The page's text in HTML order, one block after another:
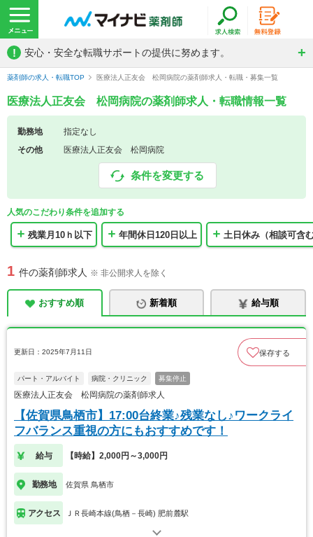
! 安心・安全な転職サポートの提供に努めます。
薬剤師の求人・転職TOP 医療法人正友会 松岡病院の薬剤師求人・転職・募集一覧
医療法人正友会 松岡病院の薬剤師求人・転職情報一覧
勤務地
指定なし
その他
医療法人正友会 松岡病院
条件を変更する
人気のこだわり条件を追加する
残業月10ｈ以下 年間休日120日以上 土日休み（相談可含
1 件の薬剤師求人 ※ 非公開求人を除く
おすすめ順 新着順 給与順
更新日：2025年7月11日 保存する
パート・アルバイト 病院・クリニック 募集停止
医療法人正友会 松岡病院の薬剤師求人
【佐賀県鳥栖市】17:00台終業♪残業なし♪ワークライ
フバランス重視の方にもおすすめです！
給与 【時給】2,000円～3,000円
勤務地 佐賀県 鳥栖市
アクセス ＪＲ長崎本線(鳥栖－長崎) 肥前麓駅